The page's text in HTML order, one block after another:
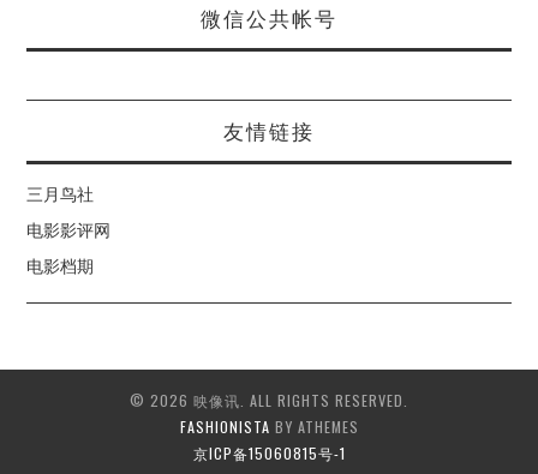
微信公共帐号
友情链接
三月鸟社
电影影评网
电影档期
© 2026 映像讯. ALL RIGHTS RESERVED.
FASHIONISTA BY ATHEMES
京ICP备15060815号-1